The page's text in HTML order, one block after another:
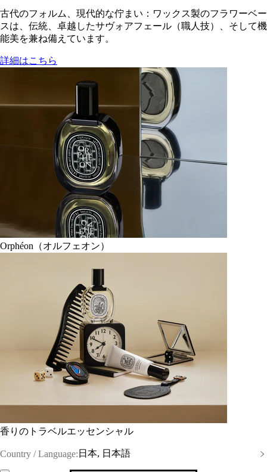
古代のフォルム、現代的な佇まい：ワックス製のフラワーベー
スは、伝統、卓越したサヴォアフェール（職人技）、そして機
能美を兼ね備えています。
詳細はこちら
Orphéon（オルフェオン）
香りのトラベルエッセンシャル
Country / Language: 日本, 日本語